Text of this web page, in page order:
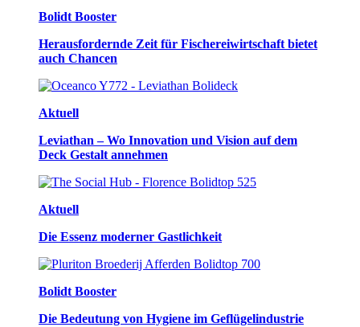
Bolidt Booster
Herausfordernde Zeit für Fischereiwirtschaft bietet
auch Chancen
Aktuell
Leviathan – Wo Innovation und Vision auf dem
Deck Gestalt annehmen
Aktuell
Die Essenz moderner Gastlichkeit
Bolidt Booster
Die Bedeutung von Hygiene im Geflügelindustrie